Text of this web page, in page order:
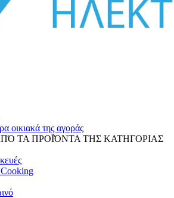
οικιακά της αγοράς
ΤΑ ΠΡΟΪΌΝΤΑ ΤΗΣ ΚΑΤΗΓΟΡΙΑΣ